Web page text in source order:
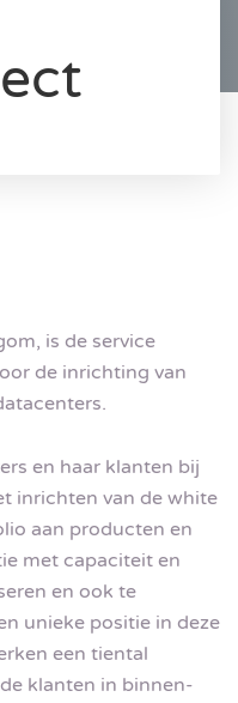
is de service
de inrichting van
en haar klanten bij
inrichten van de white
aan producten en
met capaciteit en
en ook te
unieke positie in deze
een tiental
klanten in binnen-